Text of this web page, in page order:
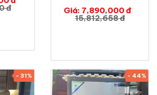
đ Giá: 7,890,000 đ
15,812,658 đ
- 31% - 44%